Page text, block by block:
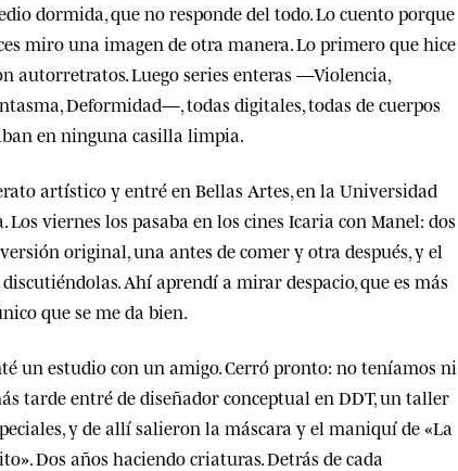
dormida, que no responde del todo. Lo cuento porque
miro una imagen de otra manera. Lo primero que hice
autorretratos. Luego series enteras —Violencia,
Deformidad—, todas digitales, todas de cuerpos
en ninguna casilla limpia.
artístico y entré en Bellas Artes, en la Universidad
Los viernes los pasaba en los cines Icaria con Manel: dos
original, una antes de comer y otra después, y el
Ahí aprendí a mirar despacio, que es más
que se me da bien.
un estudio con un amigo. Cerró pronto: no teníamos ni
tarde entré de diseñador conceptual en DDT, un taller
y de allí salieron la máscara y el maniquí de «La
Dos años haciendo criaturas. Detrás de cada